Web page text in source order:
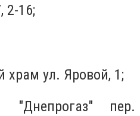
2-16;
храм ул. Яровой, 1;
"Днепрогаз" пер.